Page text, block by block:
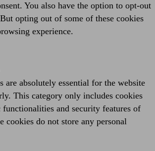
You also have the option to opt-out
opting out of some of these cookies
experience.
are absolutely essential for the website
This category only includes cookies
functionalities and security features of
cookies do not store any personal